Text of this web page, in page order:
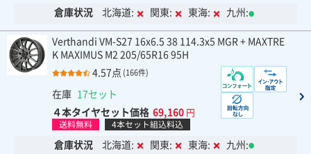
倉庫状況 北海道: 関東: 東海: 九州:
Verthandi VM-S27 16x6.5 38 114.3x5 MGR + MAXTRE
K MAXIMUS M2 205/65R16 95H
4.57点 (166件)
在庫 17セット
４本タイヤセット価格 69,160 円
送料無料 4本セット組込料込
倉庫状況 北海道: 関東: 東海: 九州: